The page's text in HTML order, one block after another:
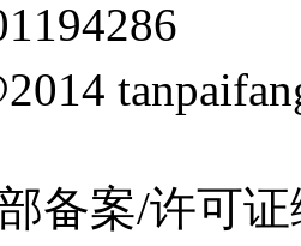
备案/许可